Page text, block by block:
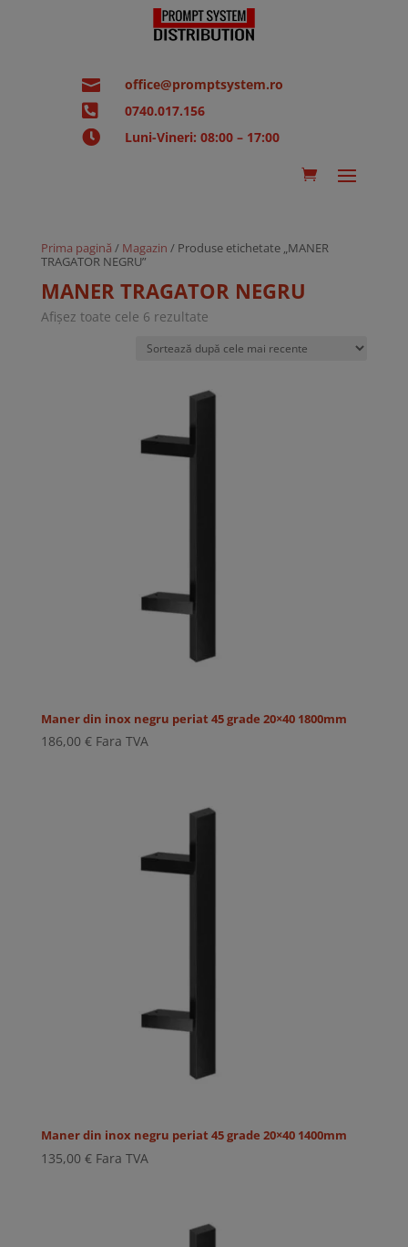
 office@promptsystem.ro
 0740.017.156
 Luni-Vineri: 08:00 – 17:00
Prima pagină / Magazin / Produse etichetate „MANER
TRAGATOR NEGRU”
MANER TRAGATOR NEGRU
Afișez toate cele 6 rezultateSortat
cele
mai
Maner din inox negru periat 45 grade 20×40 1800mm
186,00 € Fara TVA
Maner din inox negru periat 45 grade 20×40 1400mm
135,00 € Fara TVA